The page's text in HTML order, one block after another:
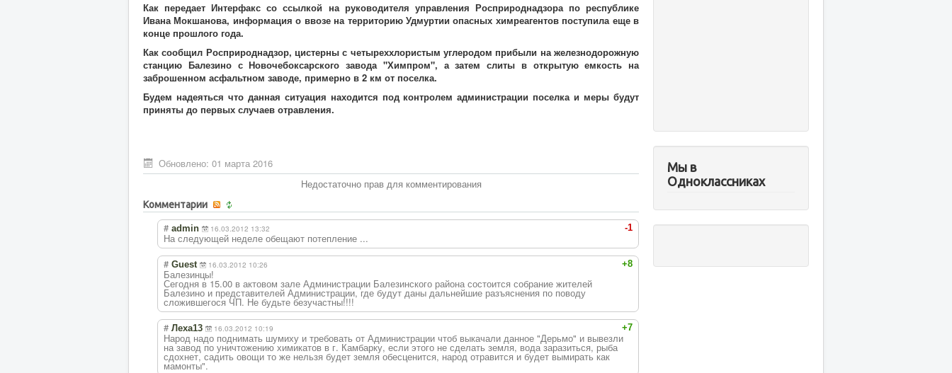
Как передает Интерфакс со ссылкой на руководителя управления Росприроднадзора по республике
Ивана Мокшанова, информация о ввозе на территорию Удмуртии опасных химреагентов поступила еще в
конце прошлого года.
Как сообщил Росприроднадзор, цистерны с четыреххлористым углеродом прибыли на железнодорожную
станцию Балезино с Новочебоксарского завода "Химпром", а затем слиты в открытую емкость на
заброшенном асфальтном заводе, примерно в 2 км от поселка.
Будем надеяться что данная ситуация находится под контролем администрации поселка и меры будут
приняты до первых случаев отравления.
Обновлено: 01 марта 2016
Недостаточно прав для комментирования
Комментарии
-1
# admin 16.03.2012 13:32
На следующей неделе обещают потепление ...
+8
# Guest 16.03.2012 10:26
Балезинцы!
Сегодня в 15.00 в актовом зале Администрации Балезинского района состоится собрание жителей
Балезино и представителей Администрации, где будут даны дальнейшие разъяснения по поводу
сложившегося ЧП. Не будьте безучастны!!!!
+7
# Леха13 16.03.2012 10:19
Народ надо поднимать шумиху и требовать от Администрации чтоб выкачали данное "Дерьмо" и вывезли
на завод по уничтожению химикатов в г. Камбарку, если этого не сделать земля, вода заразиться, рыба
сдохнет, садить овощи то же нельзя будет земля обесценится, народ отравится и будет вымирать как
мамонты".
Мы в
Одноклассниках